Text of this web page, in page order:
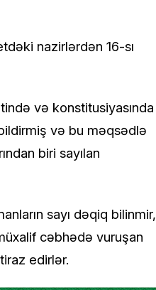
nazirlərdən 16-sı
və konstitusiyasında
və bu məqsədlə
biri sayılan
sayı dəqiq bilinmir,
cəbhədə vuruşan
edirlər.